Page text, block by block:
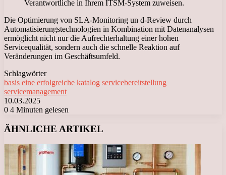
Verantwortliche in Ihrem ITSM-System zuweisen.
Die Optimierung von SLA-Monitoring un d-Review durch
Automatisierungstechnologien in Kombination mit Datenanalysen
ermöglicht nicht nur die Aufrechterhaltung einer hohen
Servicequalität, sondern auch die schnelle Reaktion auf
Veränderungen im Geschäftsumfeld.
Schlagwörter
basis eine erfolgreiche katalog servicebereitstellung
servicemanagement
10.03.2025
0 4 Minuten gelesen
ÄHNLICHE ARTIKEL